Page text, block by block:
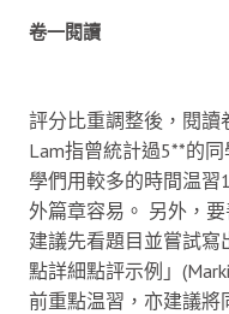
卷一閱讀
評分比重調整後，閱讀
Lam指曾統計過5**的
學們用較多的時間温
外篇章容易。 另外，
建議先看題目並嘗試
點詳細點評示例」
前重點温習，亦建議將